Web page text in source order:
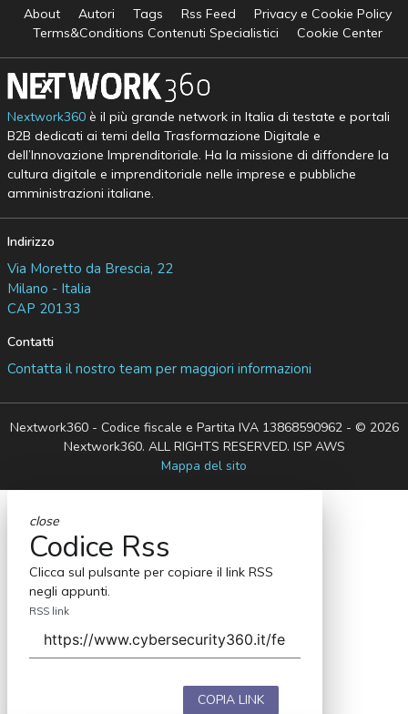
About Autori Tags Rss Feed
Privacy e Cookie Policy
Terms&Conditions Contenuti Specialistici
Cookie Center
Nextwork360è il più grande network in Italia di testate e portali
B2B dedicati ai temi della Trasformazione Digitale e
dell’Innovazione Imprenditoriale. Ha la missione di diffondere la
cultura digitale e imprenditoriale nelle imprese e pubbliche
amministrazioni italiane.
Indirizzo
Via Moretto da Brescia, 22
Milano - Italia
CAP 20133
Contatti
Contatta il nostro team per maggiori informazioni
Nextwork360 - Codice fiscale e Partita IVA 13868590962 - © 2026
Nextwork360. ALL RIGHTS RESERVED. ISP AWS
Mappa del sito
close
Codice Rss
Clicca sul pulsante per copiare il link RSS
negli appunti.
RSS link
COPIA LINK